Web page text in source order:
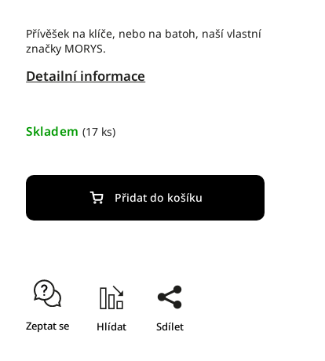
Přívěšek na klíče, nebo na batoh, naší vlastní
značky MORYS.
Detailní informace
Skladem (17 ks)
Přidat do košíku
Zeptat se Hlídat Sdílet